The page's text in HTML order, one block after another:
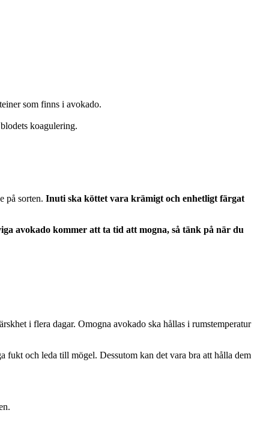
som finns i avokado.
koagulering.
på sorten. Inuti ska köttet vara krämigt och enhetligt färgat
avokado kommer att ta tid att mogna, så tänk på när du
i flera dagar. Omogna avokado ska hållas i rumstemperatur
fukt och leda till mögel. Dessutom kan det vara bra att hålla dem